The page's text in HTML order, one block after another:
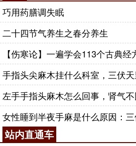
巧用药膳调失眠
二十四节气养生之春分养生
【伤寒论】一遍学会113个古典经
站内直通车